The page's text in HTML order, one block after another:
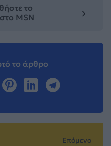
το
MSN
το άρθρο
Επόμενο